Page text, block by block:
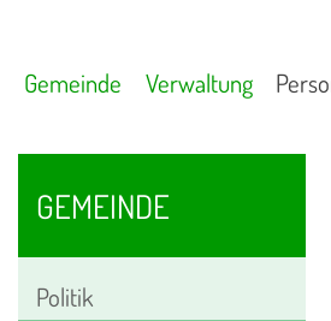
Gemeinde Verwaltung
GEMEINDE
Politik